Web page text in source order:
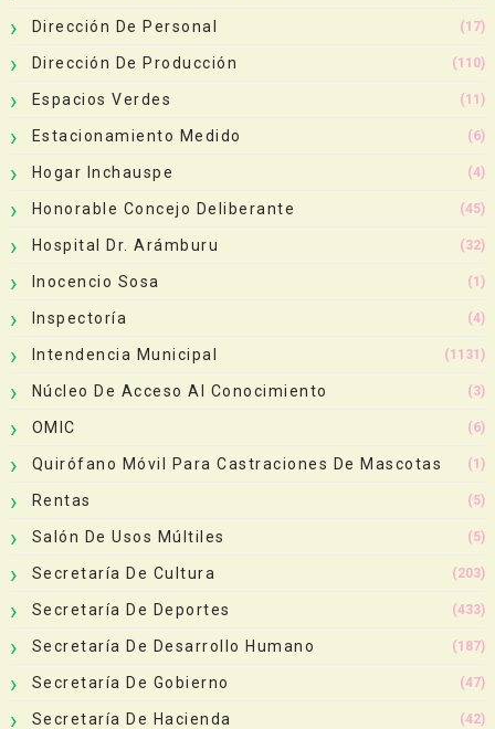
Dirección De Personal (17)
Dirección De Producción (110)
Espacios Verdes (11)
Estacionamiento Medido (6)
Hogar Inchauspe (4)
Honorable Concejo Deliberante (45)
Hospital Dr. Arámburu (32)
Inocencio Sosa (1)
Inspectoría (4)
Intendencia Municipal (1131)
Núcleo De Acceso Al Conocimiento (3)
OMIC (6)
Quirófano Móvil Para Castraciones De Mascotas (1)
Rentas (5)
Salón De Usos Múltiles (5)
Secretaría De Cultura (203)
Secretaría De Deportes (433)
Secretaría De Desarrollo Humano (187)
Secretaría De Gobierno (47)
Secretaría De Hacienda (42)